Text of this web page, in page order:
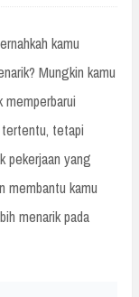
kamu
Mungkin kamu
memperbarui
tetapi
pekerjaan yang
membantu kamu
menarik pada